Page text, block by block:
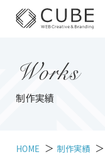
Works
制作実績
HOME 制作実績